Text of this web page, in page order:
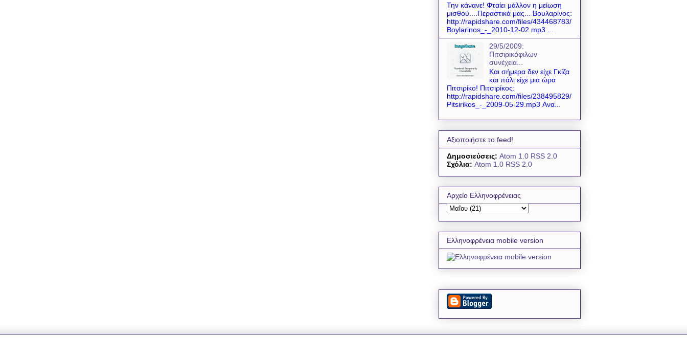
Την κάνανε! Φταίει μάλλον η μείωση
μισθού....Περαστικά μας... Βουλαρίνος:
http://rapidshare.com/files/434468783/
Boylarinos_-_2010-12-02.mp3 ...
29/5/2009:
Πιτσιρικόφιλων
συνέχεια...
Και σήμερα δεν είχε Γκίζα
και πάλι είχε μια ώρα
Πιτσιρίκο! Πιτσιρίκος:
http://rapidshare.com/files/238495829/
Pitsirikos_-_2009-05-29.mp3 Ανα...
Αξιοποιήστε το feed!
Δημοσιεύσεις: Atom 1.0 RSS 2.0
Σχόλια: Atom 1.0 RSS 2.0
Αρχείο Ελληνοφρένειας
Ελληνοφρένεια mobile version